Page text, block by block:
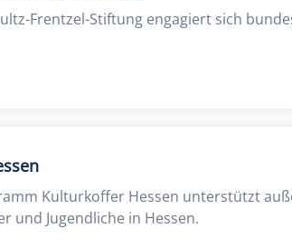
Frentzel-Stiftung engagiert sich
Kulturkoffer Hessen unterstützt
und Jugendliche in Hessen.